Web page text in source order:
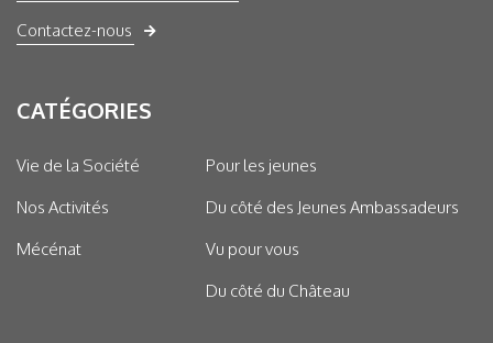
Contactez-nous
CATÉGORIES
Vie de la Société
Nos Activités
Mécénat
Pour les jeunes
Du côté des Jeunes Ambassadeurs
Vu pour vous
Du côté du Château